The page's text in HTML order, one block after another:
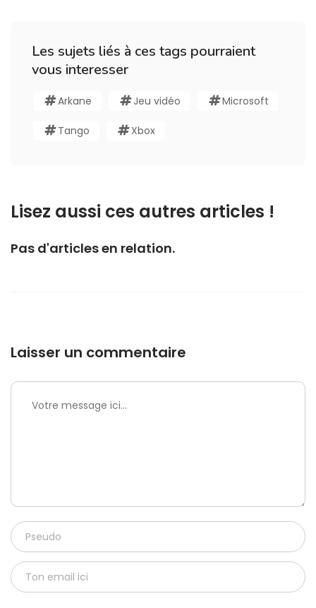
Les sujets liés à ces tags pourraient
vous interesser
Arkane Jeu vidéo Microsoft
Tango Xbox
Lisez aussi ces autres articles !
Pas d'articles en relation.
Laisser un commentaire